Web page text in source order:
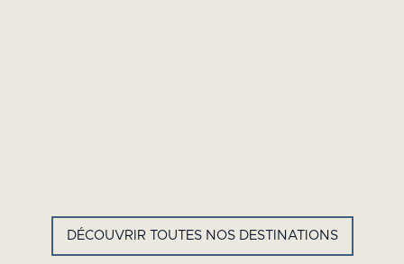
DÉCOUVRIR TOUTES NOS DESTINATIONS